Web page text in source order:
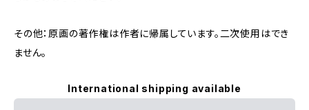
その他：原画の著作権は作者に帰属しています。二次使用はでき
ません。
International shipping available